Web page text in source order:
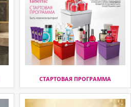
СТАРТОВАЯ ПРОГРАММА